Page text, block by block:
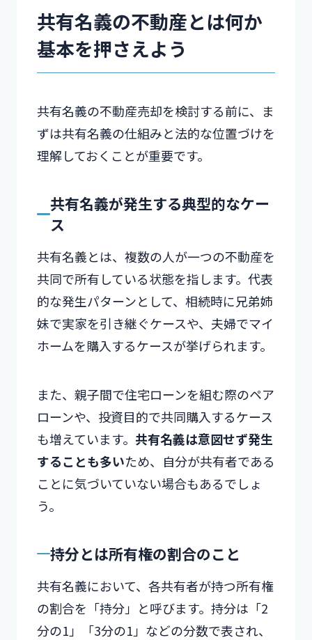
共有名義の不動産とは何か
基本を押さえよう
共有名義の不動産売却を検討する前に、ま
ずは共有名義の仕組みと法的な位置づけを
理解しておくことが重要です。
共有名義が発生する典型的なケー
ス
共有名義とは、複数の人が一つの不動産を
共同で所有している状態を指します。代表
的な発生パターンとして、相続時に兄弟姉
妹で実家を引き継ぐケースや、夫婦でマイ
ホームを購入するケースが挙げられます。
また、親子間で住宅ローンを組む際のペア
ローンや、投資目的で共同購入するケース
も増えています。 共有名義は意図せず発生
することも多いため、自分が共有者である
ことに気づいていない場合もあるでしょ
う。
持分とは所有権の割合のこと
共有名義において、各共有者が持つ所有権
の割合を「持分」と呼びます。持分は「2
分の1」「3分の1」などの分数で表され、